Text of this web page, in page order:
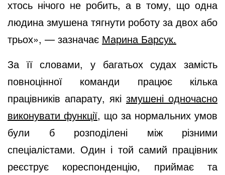
хтось нічого не робить, а в тому, що одна
людина змушена тягнути роботу за двох або
трьох», — зазначає Марина Барсук.
За її словами, у багатьох судах замість
повноцінної команди працює кілька
працівників апарату, які змушені одночасно
виконувати функції, що за нормальних умов
були б розподілені між різними
спеціалістами. Один і той самий працівник
реєструє кореспонденцію, приймає та